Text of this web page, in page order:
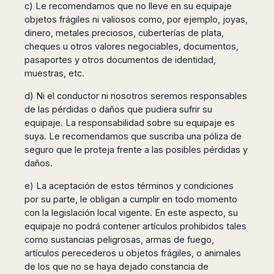
c) Le recomendamos que no lleve en su equipaje
objetos frágiles ni valiosos como, por ejemplo, joyas,
dinero, metales preciosos, cuberterías de plata,
cheques u otros valores negociables, documentos,
pasaportes y otros documentos de identidad,
muestras, etc.
d) Ni el conductor ni nosotros seremos responsables
de las pérdidas o daños que pudiera sufrir su
equipaje. La responsabilidad sobre su equipaje es
suya. Le recomendamos que suscriba una póliza de
seguro que le proteja frente a las posibles pérdidas y
daños.
e) La aceptación de estos términos y condiciones
por su parte, le obligan a cumplir en todo momento
con la legislación local vigente. En este aspecto, su
equipaje no podrá contener artículos prohibidos tales
como sustancias peligrosas, armas de fuego,
artículos perecederos u objetos frágiles, o animales
de los que no se haya dejado constancia de